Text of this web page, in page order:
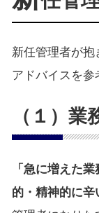
新任管理者が抱
アドバイスを参
（１）業
「急に増えた
的・精神的に辛